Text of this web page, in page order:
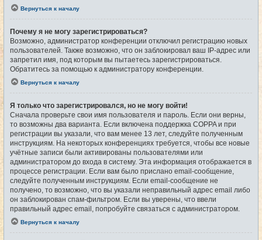
Вернуться к началу
Почему я не могу зарегистрироваться?
Возможно, администратор конференции отключил регистрацию новых
пользователей. Также возможно, что он заблокировал ваш IP-адрес или
запретил имя, под которым вы пытаетесь зарегистрироваться.
Обратитесь за помощью к администратору конференции.
Вернуться к началу
Я только что зарегистрировался, но не могу войти!
Сначала проверьте свои имя пользователя и пароль. Если они верны,
то возможны два варианта. Если включена поддержка COPPA и при
регистрации вы указали, что вам менее 13 лет, следуйте полученным
инструкциям. На некоторых конференциях требуется, чтобы все новые
учётные записи были активированы пользователями или
администратором до входа в систему. Эта информация отображается в
процессе регистрации. Если вам было прислано email-сообщение,
следуйте полученным инструкциям. Если email-сообщение не
получено, то возможно, что вы указали неправильный адрес email либо
он заблокирован спам-фильтром. Если вы уверены, что ввели
правильный адрес email, попробуйте связаться с администратором.
Вернуться к началу